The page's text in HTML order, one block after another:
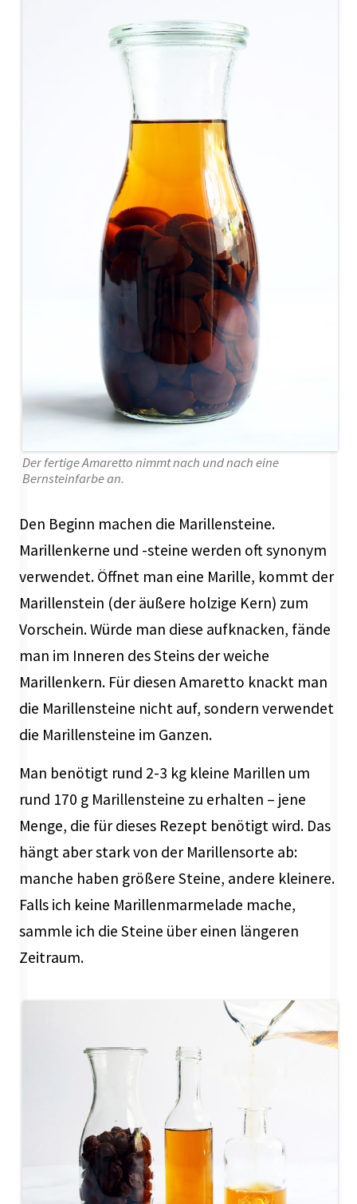
Der fertige Amaretto nimmt nach und nach eine
Bernsteinfarbe an.
Den Beginn machen die Marillensteine.
Marillenkerne und -steine werden oft synonym
verwendet. Öffnet man eine Marille, kommt der
Marillenstein (der äußere holzige Kern) zum
Vorschein. Würde man diese aufknacken, fände
man im Inneren des Steins der weiche
Marillenkern. Für diesen Amaretto knackt man
die Marillensteine nicht auf, sondern verwendet
die Marillensteine im Ganzen.
Man benötigt rund 2-3 kg kleine Marillen um
rund 170 g Marillensteine zu erhalten – jene
Menge, die für dieses Rezept benötigt wird. Das
hängt aber stark von der Marillensorte ab:
manche haben größere Steine, andere kleinere.
Falls ich keine Marillenmarmelade mache,
sammle ich die Steine über einen längeren
Zeitraum.